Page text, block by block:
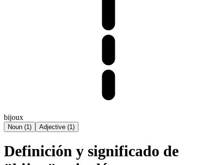
bijoux
Noun (1) Adjective (1)
Definición y significado de